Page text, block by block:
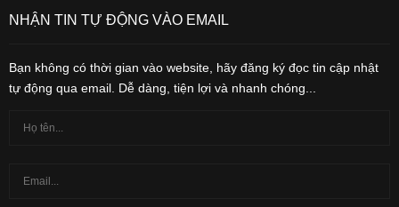
NHẬN TIN TỰ ĐỘNG VÀO EMAIL
Bạn không có thời gian vào website, hãy đăng ký đọc tin cập nhật
tự động qua email. Dễ dàng, tiện lợi và nhanh chóng...